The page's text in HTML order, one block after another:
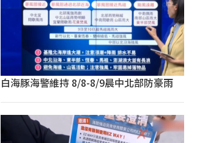
白海豚海警維持 8/8-8/9晨中北部防豪雨